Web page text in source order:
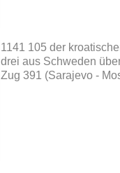
1141 105 der
drei aus Schweden
Zug 391 (Sarajevo -